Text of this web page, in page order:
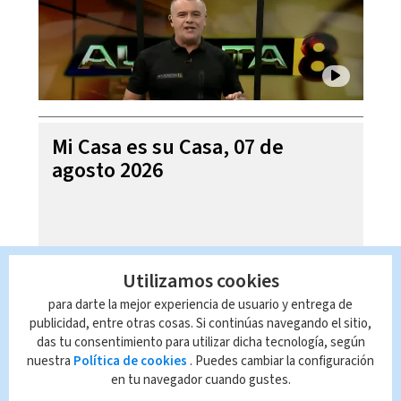
Mi Casa es su Casa, 07 de
agosto 2026
Utilizamos cookies
para darte la mejor experiencia de usuario y entrega de
publicidad, entre otras cosas. Si continúas navegando el sitio,
das tu consentimiento para utilizar dicha tecnología, según
nuestra Política de cookies . Puedes cambiar la configuración
en tu navegador cuando gustes.